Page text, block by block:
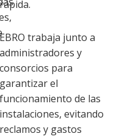
rápida.
EBRO trabaja junto a
administradores y
consorcios para
garantizar el
funcionamiento de las
instalaciones, evitando
reclamos y gastos